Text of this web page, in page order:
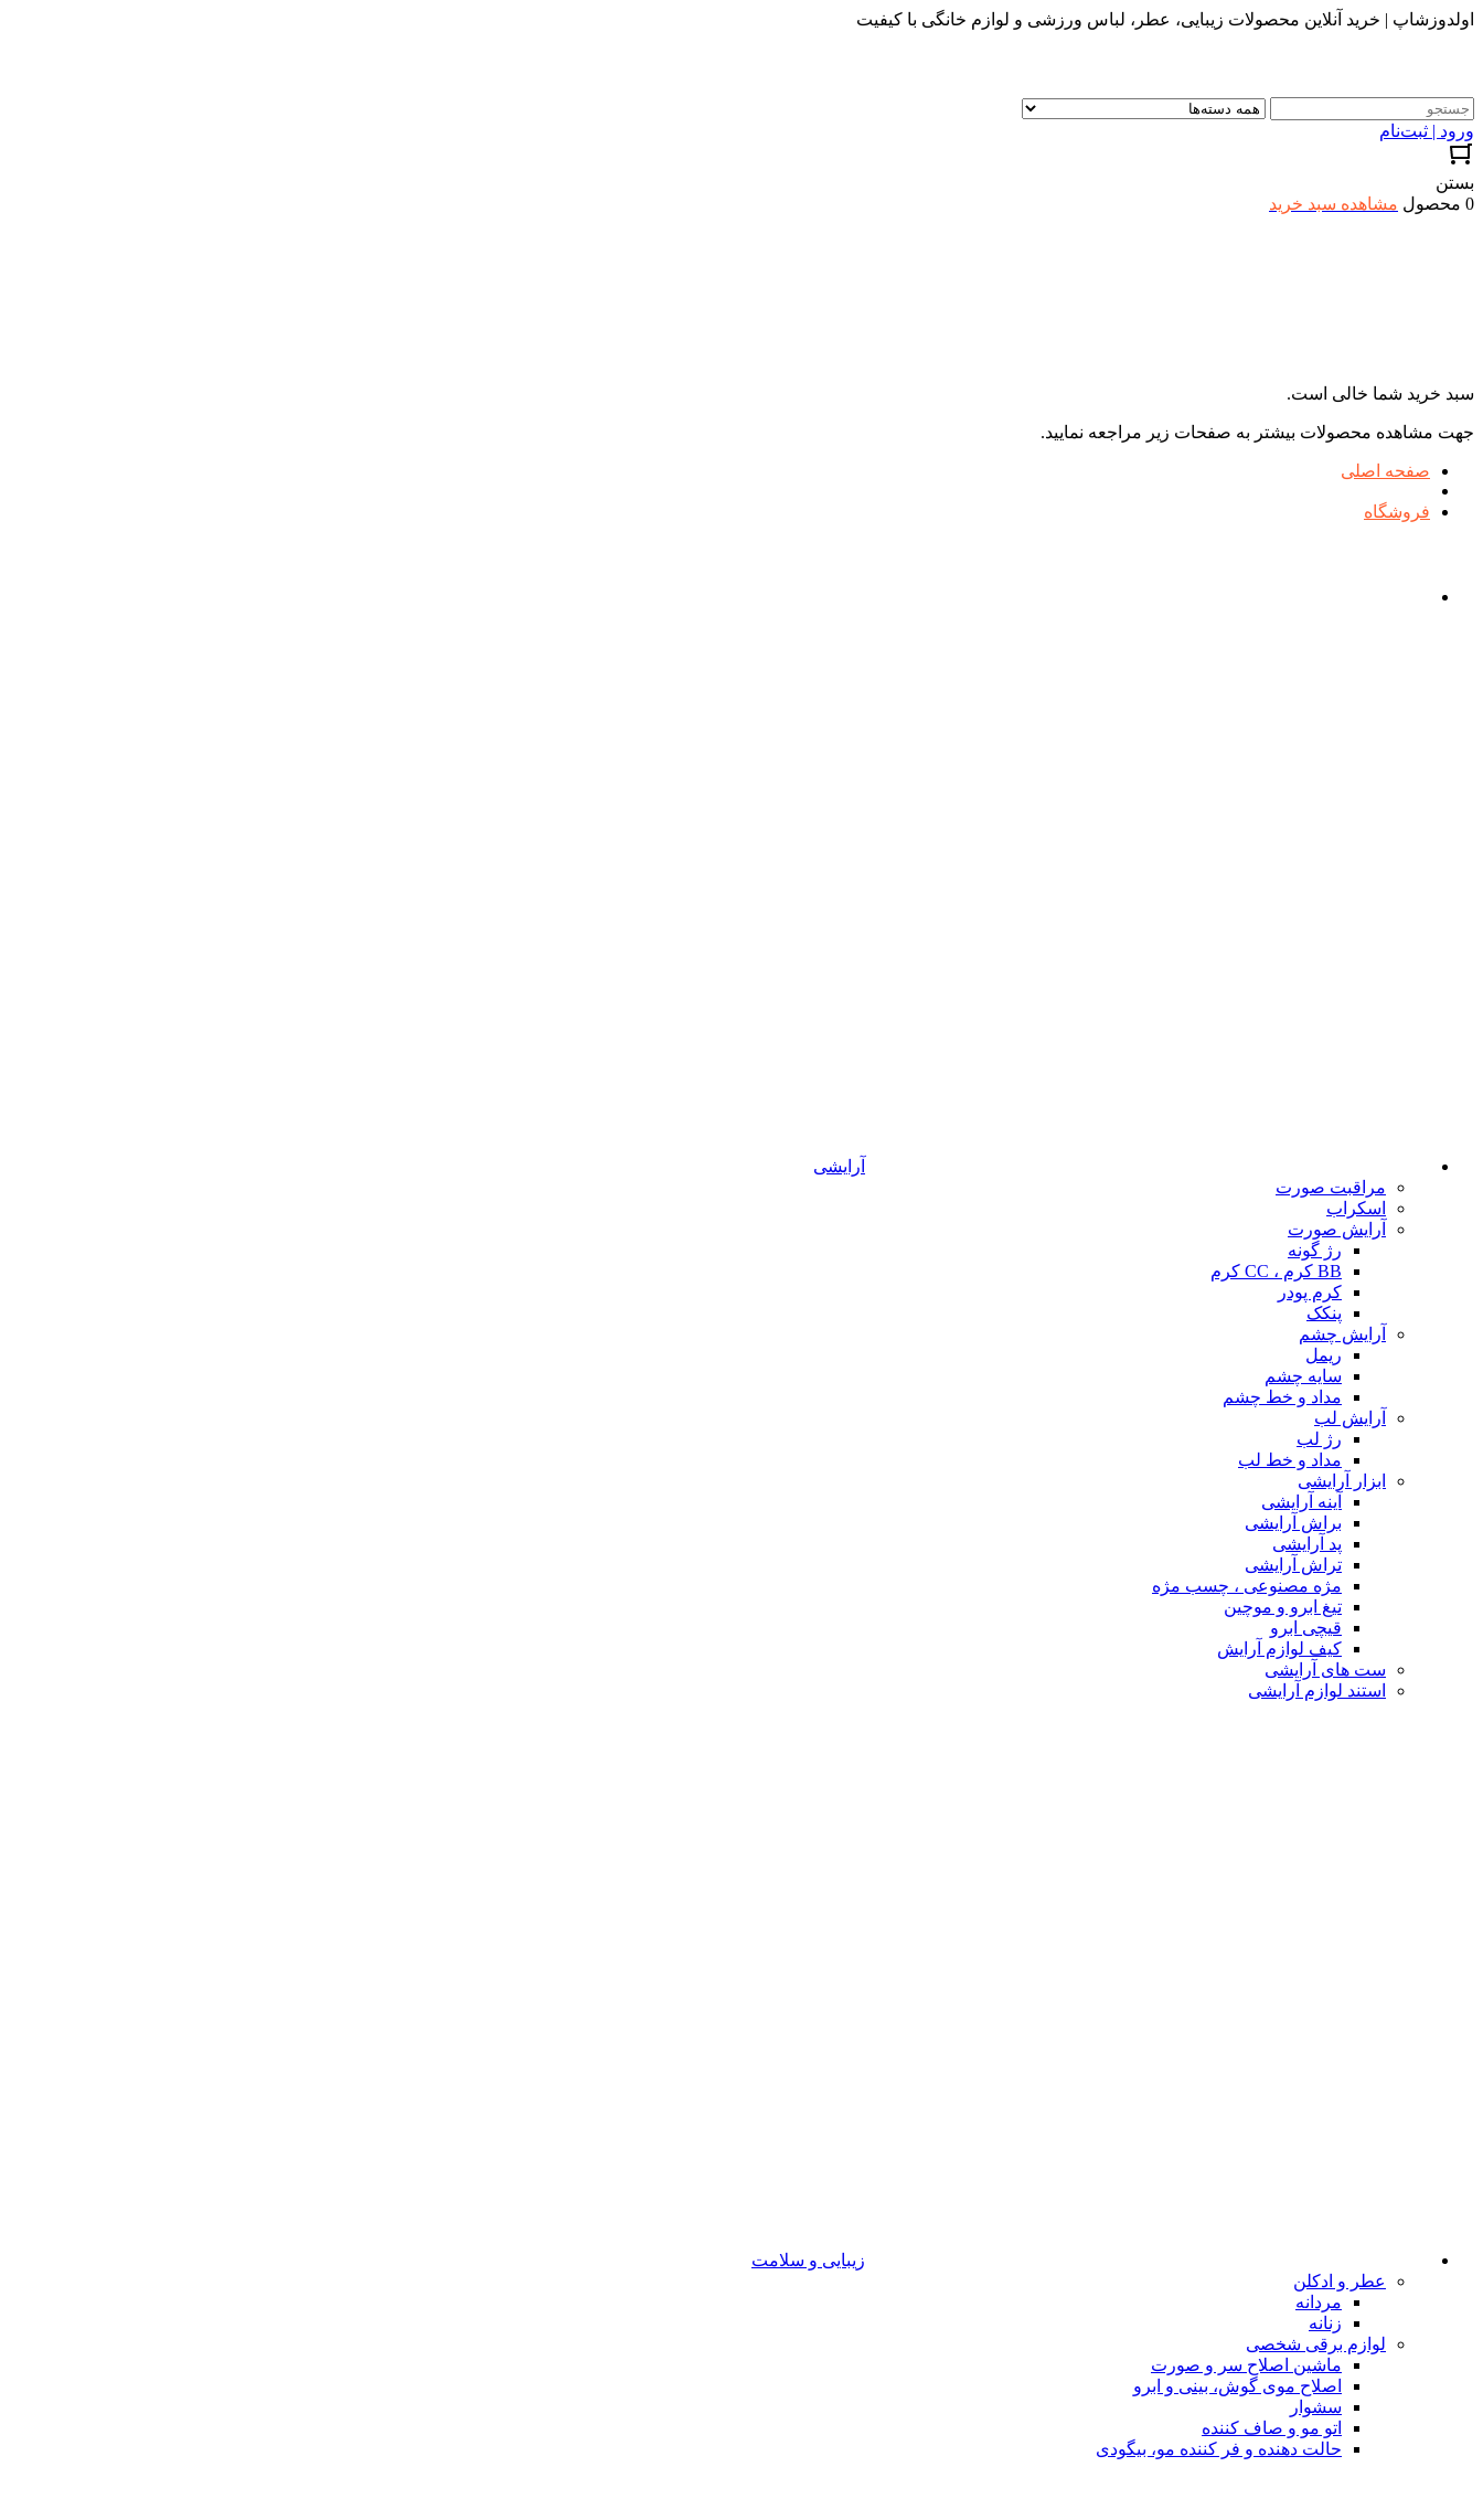
اولدوزشاپ | خرید آنلاین محصولات زیبایی، عطر، لباس ورزشی و لوازم خانگی با کیفیت
ورود | ثبت‌نام
بستن
0 محصول
مشاهده سبد خرید
سبد خرید شما خالی است.
جهت مشاهده محصولات بیشتر به صفحات زیر مراجعه نمایید.
صفحه اصلی
فروشگاه
آرایشی
مراقبت صورت
اسکراب
آرایش صورت
رژ گونه
BB کرم ، CC کرم
کرم پودر
پنکک
آرایش چشم
ریمل
سایه چشم
مداد و خط چشم
آرایش لب
رژ لب
مداد و خط لب
ابزار آرایشی
آینه آرایشی
براش آرایشی
پد آرایشی
تراش آرایشی
مژه مصنوعی ، چسب مژه
تیغ ابرو و موچین
قیچی ابرو
کیف لوازم آرایش
ست های آرایشی
استند لوازم آرایشی
زیبایی و سلامت
عطر و ادکلن
مردانه
زنانه
لوازم برقی شخصی
ماشین اصلاح سر و صورت
اصلاح موی گوش، بینی و ابرو
سشوار
اتو مو و صاف کننده
حالت دهنده و فر کننده مو، بیگودی